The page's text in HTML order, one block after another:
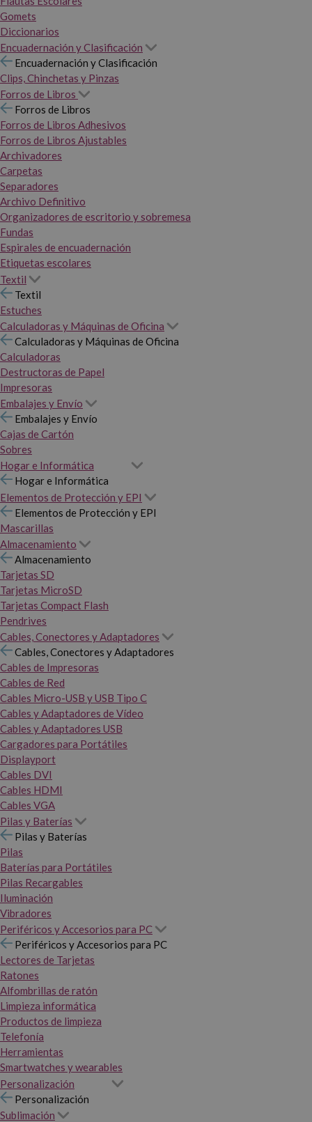
Gomets
Diccionarios
Encuadernación y Clasificación
Encuadernación y Clasificación
Clips, Chinchetas y Pinzas
Forros de Libros
Forros de Libros
Forros de Libros Adhesivos
Forros de Libros Ajustables
Archivadores
Carpetas
Separadores
Archivo Definitivo
Organizadores de escritorio y sobremesa
Fundas
Espirales de encuadernación
Etiquetas escolares
Textil
Textil
Estuches
Calculadoras y Máquinas de Oficina
Calculadoras y Máquinas de Oficina
Calculadoras
Destructoras de Papel
Impresoras
Embalajes y Envío
Embalajes y Envío
Cajas de Cartón
Sobres
Hogar e Informática
Hogar e Informática
Elementos de Protección y EPI
Elementos de Protección y EPI
Mascarillas
Almacenamiento
Almacenamiento
Tarjetas SD
Tarjetas MicroSD
Tarjetas Compact Flash
Pendrives
Cables, Conectores y Adaptadores
Cables, Conectores y Adaptadores
Cables de Impresoras
Cables de Red
Cables Micro-USB y USB Tipo C
Cables y Adaptadores de Vídeo
Cables y Adaptadores USB
Cargadores para Portátiles
Displayport
Cables DVI
Cables HDMI
Cables VGA
Pilas y Baterías
Pilas y Baterías
Pilas
Baterías para Portátiles
Pilas Recargables
Iluminación
Vibradores
Periféricos y Accesorios para PC
Periféricos y Accesorios para PC
Lectores de Tarjetas
Ratones
Alfombrillas de ratón
Limpieza informática
Productos de limpieza
Telefonía
Herramientas
Smartwatches y wearables
Personalización
Personalización
Sublimación